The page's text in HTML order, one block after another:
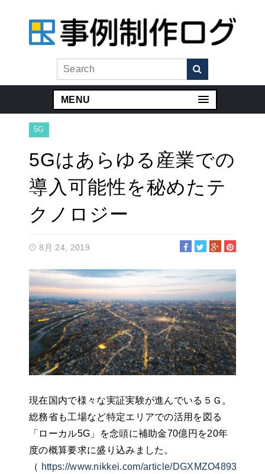
MENU
5G
5Gはあらゆる産業での
導入可能性を秘めたテ
クノロジー
8月 24, 2019
現在国内で様々な実証実験が進んでいる５Ｇ。
総務省も工場など特定エリアでの活用を図る
「ローカル5G」を念頭に補助金70億円を20年
度の概算要求に盛り込みました。
（ https://www.nikkei.com/article/